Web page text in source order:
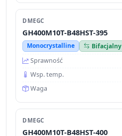
DMEGC
GH400M10T-B48HST-395
Monocrystalline
Bifacjalny
Sprawność
Wsp. temp.
Waga
DMEGC
GH400M10T-B48HST-400